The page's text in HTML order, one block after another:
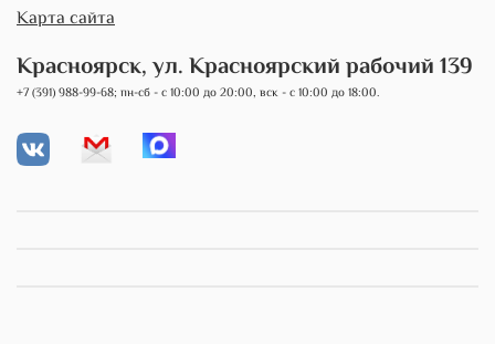
Красноярск, ул. Красноярский рабочий 139
+7 (391) 988-99-68; пн-сб - с 10:00 до 20:00, вск - с 10:00 до 18:00.
Карта сайта